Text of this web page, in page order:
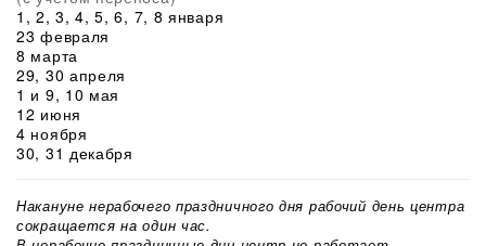
1, 2, 3, 4, 5, 6, 7, 8 января
23 февраля
8 марта
29, 30 апреля
1 и 9, 10 мая
12 июня
4 ноября
30, 31 декабря
Накануне нерабочего праздничного дня рабочий день центра
сокращается на один час.